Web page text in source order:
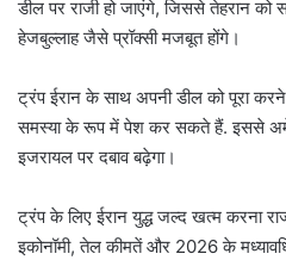
डील पर राजी हो जाएंगे, जिससे तेहरान को
हेजबुल्लाह जैसे प्रॉक्सी मजबूत होंगे।
ट्रंप ईरान के साथ अपनी डील को पूरा करने
समस्या के रूप में पेश कर सकते हैं. इससे
इजरायल पर दबाव बढ़ेगा।
ट्रंप के लिए ईरान युद्ध जल्द खत्म करना
इकोनॉमी, तेल कीमतें और 2026 के